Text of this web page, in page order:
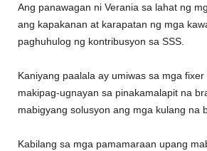
Ang panawagan ni Verania sa lahat ng
ang kapakanan at karapatan ng mga
paghuhulog ng kontribusyon sa SSS.
Kaniyang paalala ay umiwas sa mga
makipag-ugnayan sa pinakamalapit na
mabigyang solusyon ang mga kulang na
Kabilang sa mga pamamaraan upang